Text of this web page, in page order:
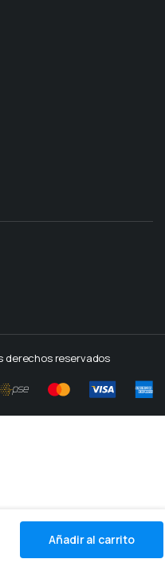
Añadir al carrito
derechos reservados
Cuenta